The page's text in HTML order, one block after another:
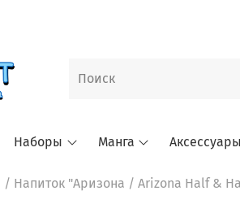
Наборы Манга Аксессуары
/ Напиток "Аризона / Arizona Half &